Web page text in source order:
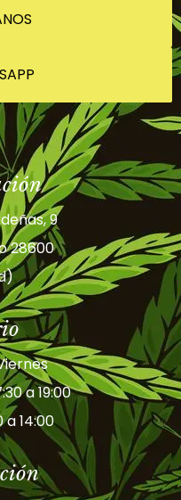
9
28600
a 19:00
a 14:00